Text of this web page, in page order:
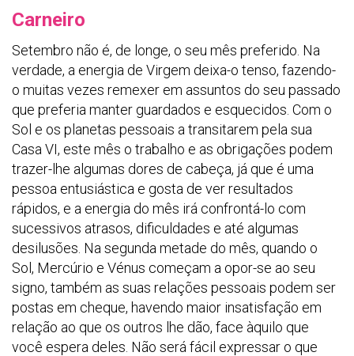
Carneiro
Setembro não é, de longe, o seu mês preferido. Na
verdade, a energia de Virgem deixa-o tenso, fazendo-
o muitas vezes remexer em assuntos do seu passado
que preferia manter guardados e esquecidos. Com o
Sol e os planetas pessoais a transitarem pela sua
Casa VI, este mês o trabalho e as obrigações podem
trazer-lhe algumas dores de cabeça, já que é uma
pessoa entusiástica e gosta de ver resultados
rápidos, e a energia do mês irá confrontá-lo com
sucessivos atrasos, dificuldades e até algumas
desilusões. Na segunda metade do mês, quando o
Sol, Mercúrio e Vénus começam a opor-se ao seu
signo, também as suas relações pessoais podem ser
postas em cheque, havendo maior insatisfação em
relação ao que os outros lhe dão, face àquilo que
você espera deles. Não será fácil expressar o que